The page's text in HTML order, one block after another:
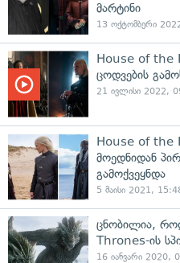
მარტინი
13 ოქტომბერი
House of the
ცოდვების
21 ივლისი 2022,
House of the
მოედნიდან
გამოქვეყნდა
5 მაისი 2021,
ცნობილია,
Thrones-ის
16 იანვარი 2020,